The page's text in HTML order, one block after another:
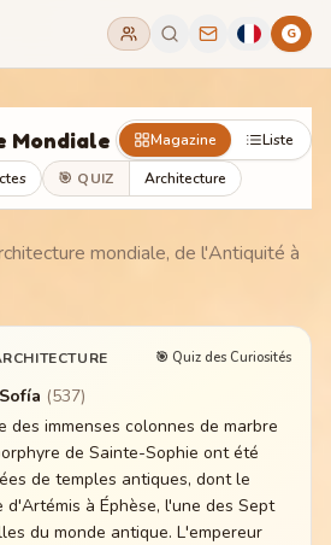
G
Magazine
Liste
🎯 QUIZ Architecture
mondiale, de l'Antiquité à
🎯 Quiz des Curiosités
(537)
des immenses colonnes de marbre
de Sainte-Sophie ont été
de temples antiques, dont le
d'Artémis à Éphèse, l'une des Sept
du monde antique. L'empereur